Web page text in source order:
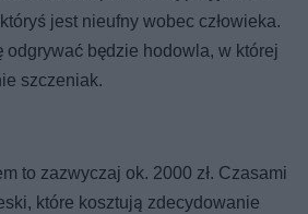
jest nieufny wobec człowieka.
odgrywać będzie hodowla, w której
szczeniak.
to zazwyczaj ok. 2000 zł. Czasami
które kosztują zdecydowanie